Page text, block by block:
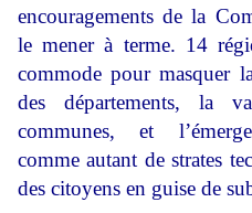
encouragements de la
le mener à terme. 14
commode pour masquer
des départements, la
communes, et
comme autant de strates
des citoyens en guise de